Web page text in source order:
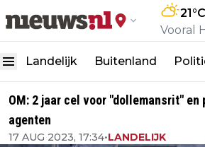
21°C
Vooral
Landelijk Buitenland
OM: 2 jaar cel voor "dollemansrit" en
agenten
17 AUG 2023, 17:34•LANDELIJK